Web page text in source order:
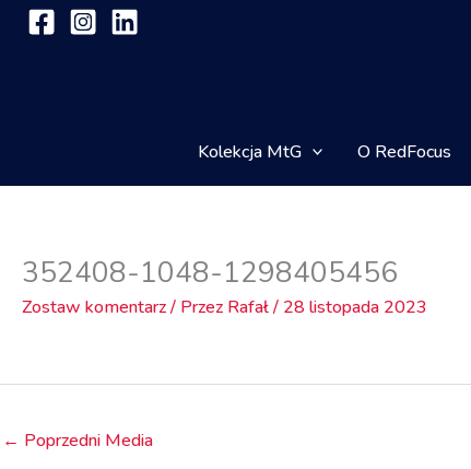
Przejdź
Kolekcja MtG O RedFocus
352408-1048-1298405456
Zostaw komentarz/ Przez Rafał/ 28 listopada 2023
← Poprzedni Media